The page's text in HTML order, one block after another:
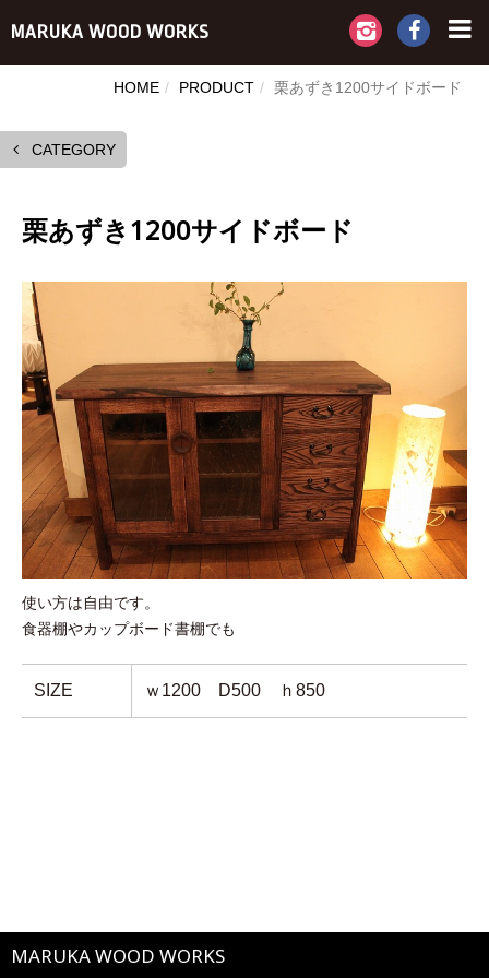
MARUKA WOOD WORKS
HOME PRODUCT 栗あずき1200サイドボード
CATEGORY
栗あずき1200サイドボード
使い方は自由です。
食器棚やカップボード書棚でも
SIZE ｗ1200 D500 ｈ850
MARUKA WOOD WORKS